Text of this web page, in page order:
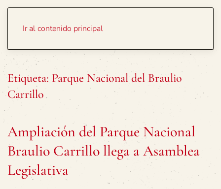
Ir al contenido principal
Etiqueta: Parque Nacional del Braulio
Carrillo
Ampliación del Parque Nacional
Braulio Carrillo llega a Asamblea
Legislativa